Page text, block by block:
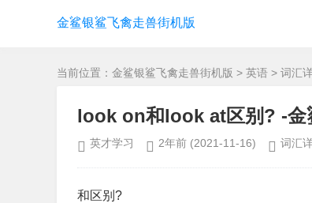
金鲨银鲨飞禽走兽街机版
当前位置： 金鲨银鲨飞禽走兽街机版 > 英语 > 词汇
look on和look at区别? -金
英才学习 2年前 (2021-11-16) 词汇
和区别?